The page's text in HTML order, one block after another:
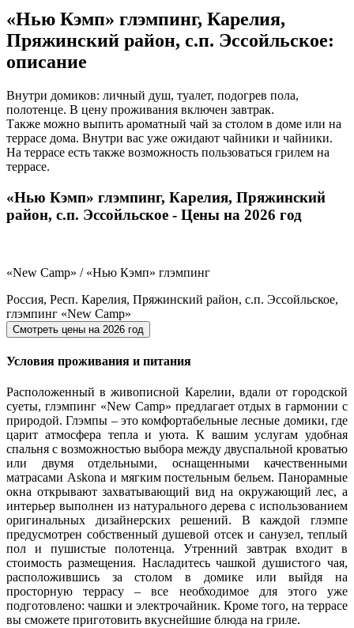
«Нью Кэмп» глэмпинг, Карелия,
Пряжинский район, с.п. Эссойльское:
описание
Внутри домиков: личный душ, туалет, подогрев пола,
полотенце. В цену проживания включен завтрак.
Также можно выпить ароматный чай за столом в доме или на
террасе дома. Внутри вас уже ожидают чайники и чайники.
На террасе есть также возможность пользоваться грилем на
террасе.
«Нью Кэмп» глэмпинг, Карелия, Пряжинский
район, с.п. Эссойльское - Цены на 2026 год
«New Camp» / «Нью Кэмп» глэмпинг
Россия, Респ. Карелия, Пряжинский район, с.п. Эссойльское,
глэмпинг «New Camp»
Смотреть цены на 2026 год
Условия проживания и питания
Расположенный в живописной Карелии, вдали от городской
суеты, глэмпинг «New Camp» предлагает отдых в гармонии с
природой. Глэмпы – это комфортабельные лесные домики, где
царит атмосфера тепла и уюта. К вашим услугам удобная
спальня с возможностью выбора между двуспальной кроватью
или двумя отдельными, оснащенными качественными
матрасами Askona и мягким постельным бельем. Панорамные
окна открывают захватывающий вид на окружающий лес, а
интерьер выполнен из натурального дерева с использованием
оригинальных дизайнерских решений. В каждой глэмпе
предусмотрен собственный душевой отсек и санузел, теплый
пол и пушистые полотенца. Утренний завтрак входит в
стоимость размещения. Насладитесь чашкой душистого чая,
расположившись за столом в домике или выйдя на
просторную террасу – все необходимое для этого уже
подготовлено: чашки и электрочайник. Кроме того, на террасе
вы сможете приготовить вкуснейшие блюда на гриле.